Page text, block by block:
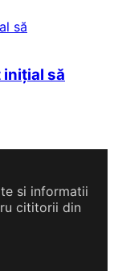
inițial să
si informatii
cititorii din